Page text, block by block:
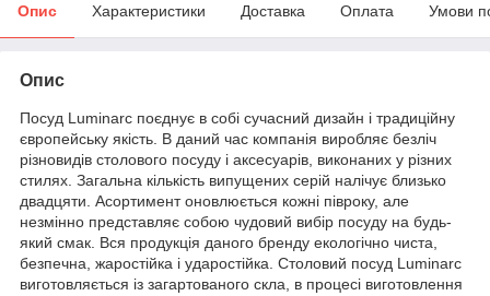
Опис Характеристики Доставка Оплата Умови
Опис
Посуд Luminarc поєднує в собі сучасний дизайн і традиційну
європейську якість. В даний час компанія виробляє безліч
різновидів столового посуду і аксесуарів, виконаних у різних
стилях. Загальна кількість випущених серій налічує близько
двадцяти. Асортимент оновлюється кожні півроку, але
незмінно представляє собою чудовий вибір посуду на будь-
який смак. Вся продукція даного бренду екологічно чиста,
безпечна, жаростійка і ударостійка. Столовий посуд Luminarc
виготовляється із загартованого скла, в процесі виготовлення